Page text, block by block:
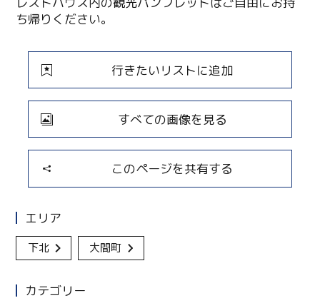
ち帰りください。
行きたいリストに追加
すべての画像を見る
このページを共有する
エリア
下北 大間町
カテゴリー